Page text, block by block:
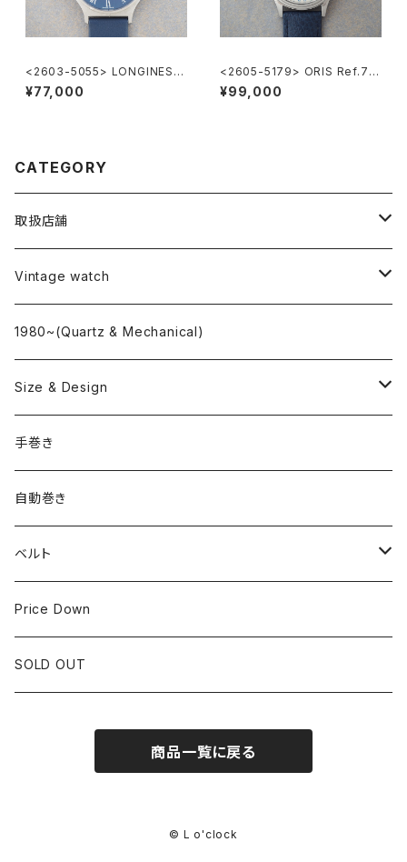
<2603-5055> LONGINES F
lagship
¥77,000
<2605-5179> ORIS Ref.74
70 ”POINTER DATE"
¥99,000
CATEGORY
取扱店舗
L o'clock
"delve"
Vintage watch
海外ブランド
OMEGA
ROLEX
国産ブランド
SEIKO
CITIZEN
1980~(Quartz & Mechanical)
Size & Design
~24.9mm
25mm~29.9mm
30mm~34.9mm
35mm~39.9mm
40mm~
手巻き
自動巻き
ベルト
HIRSCHベルト
SSブレスレット
Price Down
SOLD OUT
商品一覧に戻る
© L o'clock